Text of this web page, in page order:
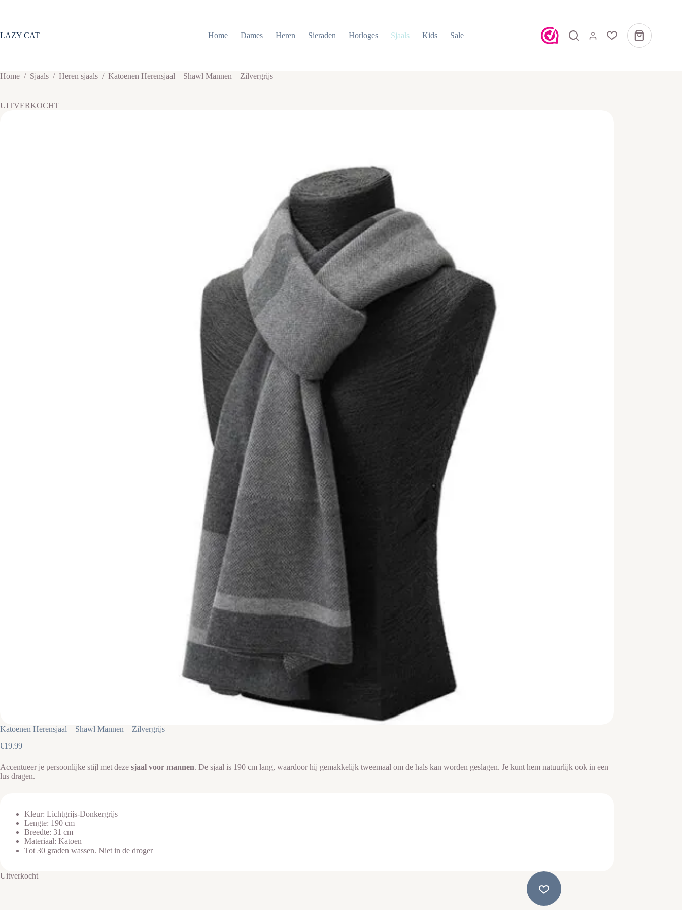
inhoud
LAZY CAT Home Dames Heren Sieraden Horloges Sjaals Kids Sale Winkelwagen
Home / Sjaals / Heren sjaals / Katoenen Herensjaal – Shawl Mannen – Zilvergrijs
UITVERKOCHT
Katoenen Herensjaal – Shawl Mannen – Zilvergrijs
€19.99
Accentueer je persoonlijke stijl met deze sjaal voor mannen. De sjaal is 190 cm lang, waardoor hij gemakkelijk tweemaal om de hals kan worden geslagen. Je kunt hem natuurlijk ook in een
lus dragen.
Kleur: Lichtgrijs-Donkergrijs
Lengte: 190 cm
Breedte: 31 cm
Materiaal: Katoen
Tot 30 graden wassen. Niet in de droger
Uitverkocht